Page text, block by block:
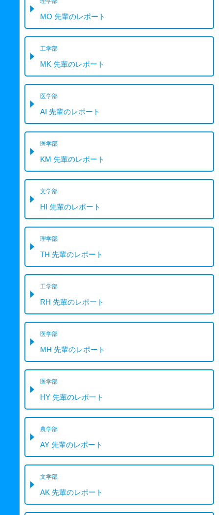
MO 先輩のレポート
工学部
MK 先輩のレポート
医学部
AI 先輩のレポート
医学部
KM 先輩のレポート
文学部
HI 先輩のレポート
理学部
TH 先輩のレポート
工学部
RH 先輩のレポート
医学部
MH 先輩のレポート
医学部
HY 先輩のレポート
農学部
AY 先輩のレポート
文学部
AK 先輩のレポート